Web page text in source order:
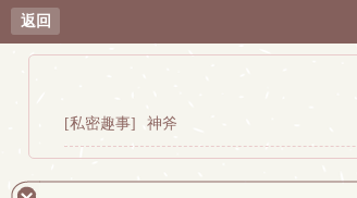
返回
[私密趣事] 神斧